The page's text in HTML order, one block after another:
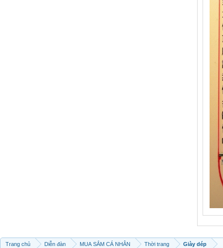
Trang chủ Diễn đàn MUA SẮM CÁ NHÂN Thời trang Giày dép